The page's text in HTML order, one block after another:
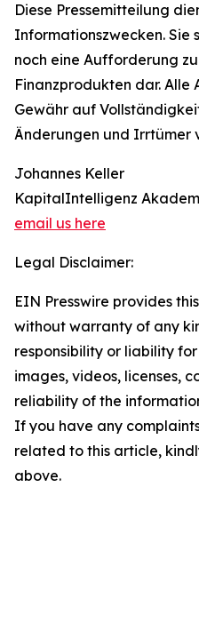
Diese Pressemitteilung
Informationszwecken. Sie
noch eine Aufforderung
Finanzprodukten dar. Alle
Gewähr auf
Änderungen und Irrtümer
Johannes Keller
KapitalIntelligenz
email us here
Legal Disclaimer:
EIN Presswire provides
without warranty of any
responsibility or liability
images, videos, licenses,
reliability of the
If you have any
related to this article,
above.